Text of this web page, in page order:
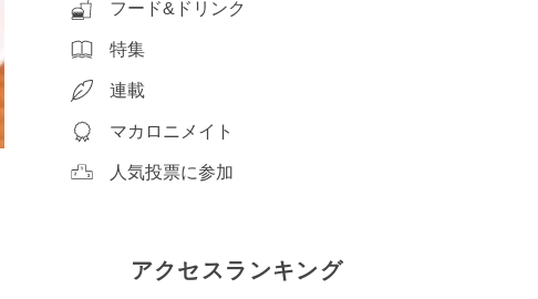
フード&ドリンク
特集
連載
マカロニメイト
人気投票に参加
アクセスランキング